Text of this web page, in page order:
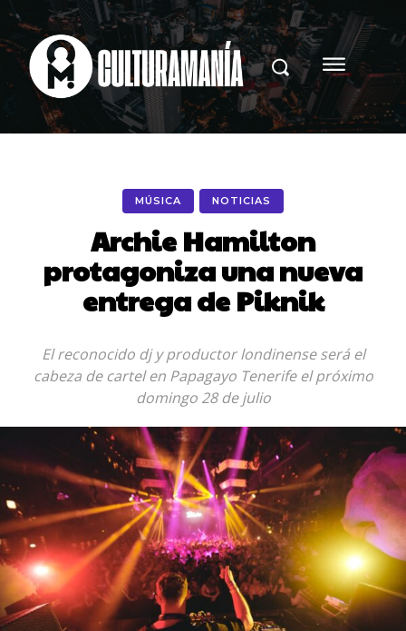
MÚSICA NOTICIAS
Archie Hamilton
protagoniza una nueva
entrega de Piknik
El reconocido dj y productor londinense será el
cabeza de cartel en Papagayo Tenerife el próximo
domingo 28 de julio